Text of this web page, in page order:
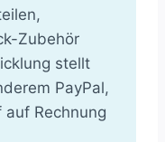
Zubehör
stellt
PayPal,
Rechnung